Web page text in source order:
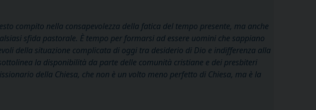
compito nella consapevolezza della fatica del tempo presente, ma anche
sfida pastorale. È tempo per formarsi ad essere uomini che sappiano
della situazione complicata di oggi tra desiderio di Dio e indifferenza alla
la disponibilità da parte delle comunità cristiane e dei presbiteri
della Chiesa, che non è un volto meno perfetto di Chiesa, ma è la